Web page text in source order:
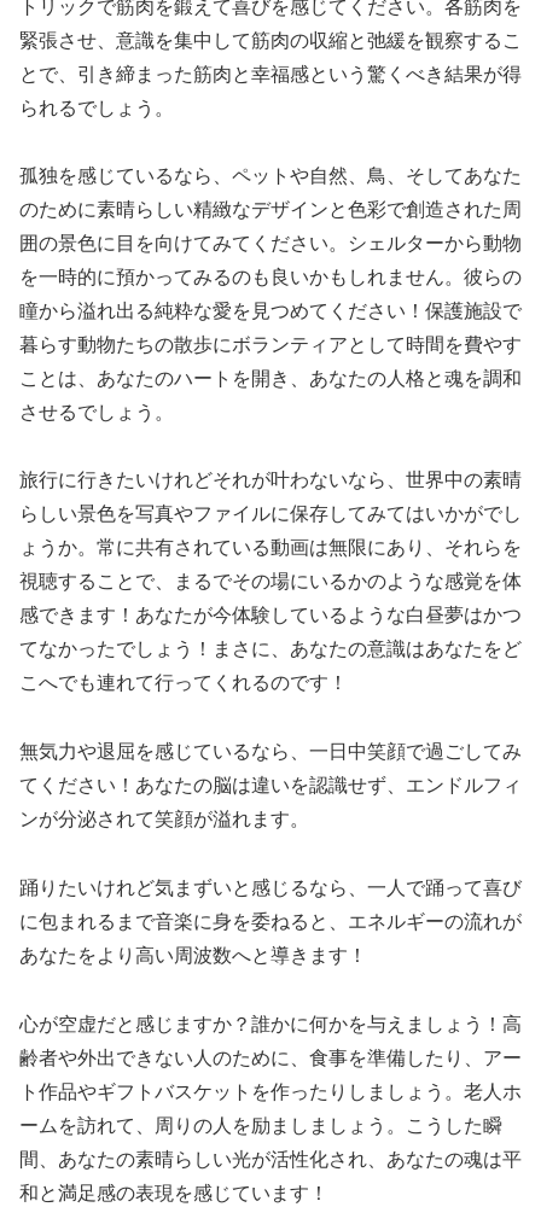
トリックで筋肉を鍛えて喜びを感じてください。各筋肉を
緊張させ、意識を集中して筋肉の収縮と弛緩を観察するこ
とで、引き締まった筋肉と幸福感という驚くべき結果が得
られるでしょう。
孤独を感じているなら、ペットや自然、鳥、そしてあなた
のために素晴らしい精緻なデザインと色彩で創造された周
囲の景色に目を向けてみてください。シェルターから動物
を一時的に預かってみるのも良いかもしれません。彼らの
瞳から溢れ出る純粋な愛を見つめてください！保護施設で
暮らす動物たちの散歩にボランティアとして時間を費やす
ことは、あなたのハートを開き、あなたの人格と魂を調和
させるでしょう。
旅行に行きたいけれどそれが叶わないなら、世界中の素晴
らしい景色を写真やファイルに保存してみてはいかがでし
ょうか。常に共有されている動画は無限にあり、それらを
視聴することで、まるでその場にいるかのような感覚を体
感できます！あなたが今体験しているような白昼夢はかつ
てなかったでしょう！まさに、あなたの意識はあなたをど
こへでも連れて行ってくれるのです！
無気力や退屈を感じているなら、一日中笑顔で過ごしてみ
てください！あなたの脳は違いを認識せず、エンドルフィ
ンが分泌されて笑顔が溢れます。
踊りたいけれど気まずいと感じるなら、一人で踊って喜び
に包まれるまで音楽に身を委ねると、エネルギーの流れが
あなたをより高い周波数へと導きます！
心が空虚だと感じますか？誰かに何かを与えましょう！高
齢者や外出できない人のために、食事を準備したり、アー
ト作品やギフトバスケットを作ったりしましょう。老人ホ
ームを訪れて、周りの人を励ましましょう。こうした瞬
間、あなたの素晴らしい光が活性化され、あなたの魂は平
和と満足感の表現を感じています！